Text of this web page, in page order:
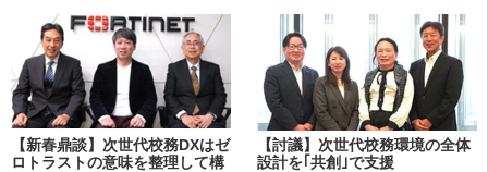
【新春鼎談】次世代校務DXはゼ
ロトラストの意味を整理して構
【討議】次世代校務環境の全体
設計を｢共創｣で支援